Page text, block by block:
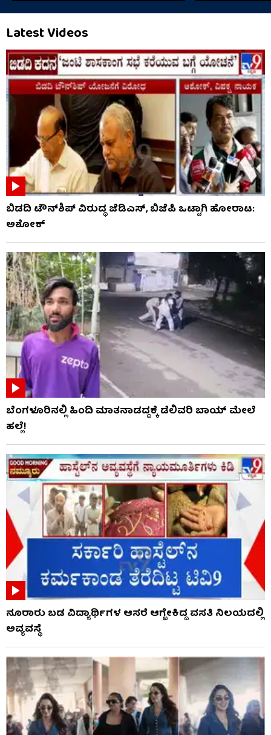
Latest Videos
ಬಿಡದಿ ಟೌನ್​ಶಿಪ್ ವಿರುದ್ಧ ಜೆಡಿಎಸ್, ಬಿಜೆಪಿ ಒಟ್ಟಾಗಿ ಹೋರಾಟ:
ಅಶೋಕ್
ಬೆಂಗಳೂರಿನಲ್ಲಿ ಹಿಂದಿ ಮಾತನಾಡದ್ದಕ್ಕೆ ಡೆಲಿವರಿ ಬಾಯ್ ಮೇಲೆ
ಹಲ್ಲೆ!
ನೂರಾರು ಬಡ ವಿದ್ಯಾರ್ಥಿಗಳ ಆಸರೆ ಆಗ್ಬೇಕಿದ್ದ ವಸತಿ ನಿಲಯದಲ್ಲಿ
ಅವ್ಯವಸ್ಥೆ